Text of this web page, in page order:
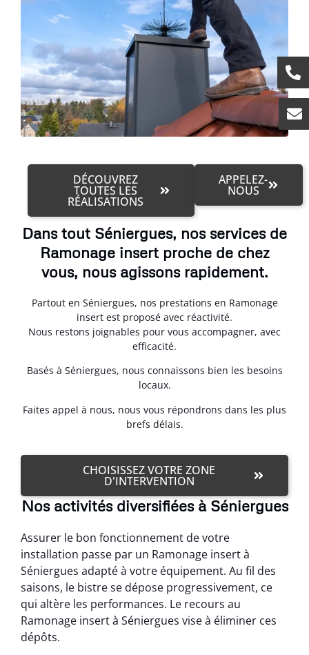
DÉCOUVREZ
TOUTES LES
RÉALISATIONS
APPELEZ-
NOUS
Dans tout Séniergues, nos services de
Ramonage insert proche de chez
vous, nous agissons rapidement.
Partout en Séniergues, nos prestations en Ramonage
insert est proposé avec réactivité.
Nous restons joignables pour vous accompagner, avec
efficacité.
Basés à Séniergues, nous connaissons bien les besoins
locaux.
Faites appel à nous, nous vous répondrons dans les plus
brefs délais.
CHOISISSEZ VOTRE ZONE
D'INTERVENTION
Nos activités diversifiées à Séniergues
Assurer le bon fonctionnement de votre
installation passe par un Ramonage insert à
Séniergues adapté à votre équipement. Au fil des
saisons, le bistre se dépose progressivement, ce
qui altère les performances. Le recours au
Ramonage insert à Séniergues vise à éliminer ces
dépôts.